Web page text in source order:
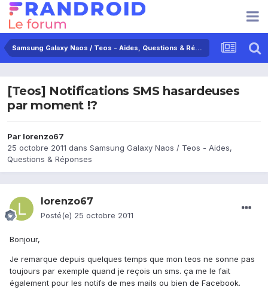
Samsung Galaxy Naos / Teos - Aides, Questions & Réponses
[Teos] Notifications SMS hasardeuses
par moment !?
Par lorenzo67
25 octobre 2011 dans Samsung Galaxy Naos / Teos - Aides,
Questions & Réponses
lorenzo67
Posté(e) 25 octobre 2011
Bonjour,
Je remarque depuis quelques temps que mon teos ne sonne pas
toujours par exemple quand je reçois un sms. ça me le fait
également pour les notifs de mes mails ou bien de Facebook.